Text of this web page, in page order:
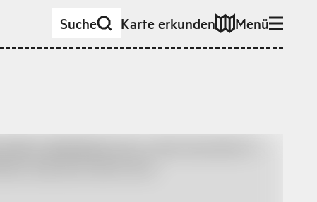
Suche Karte erkunden Menü